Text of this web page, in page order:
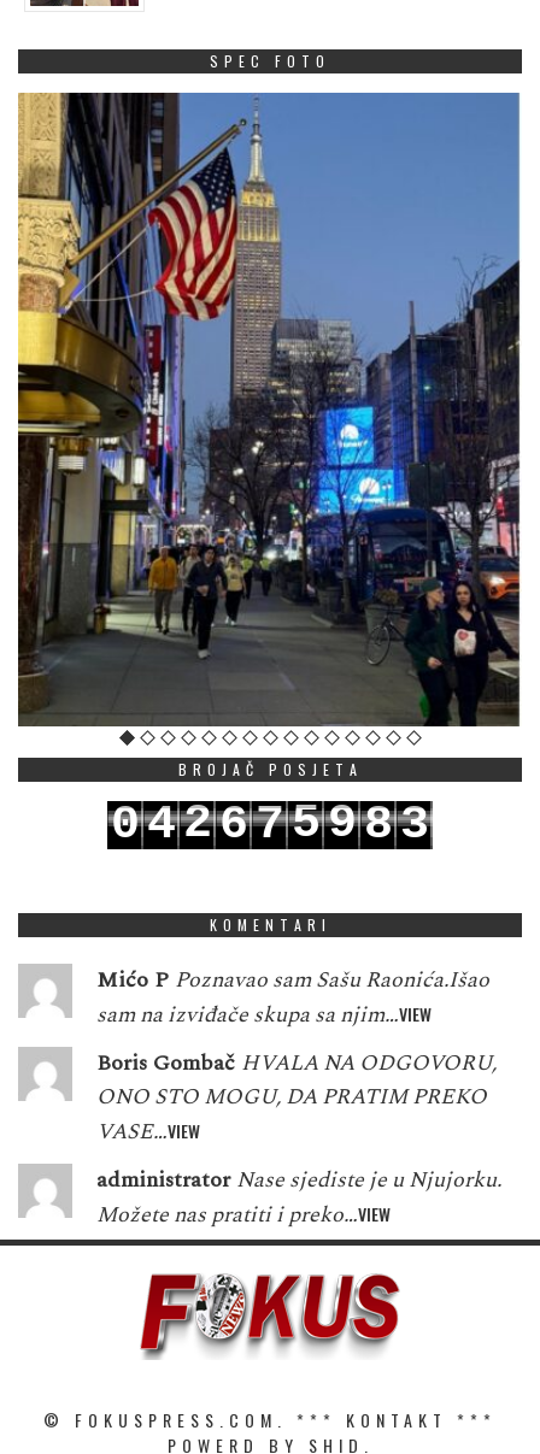
SPEC FOTO
BROJAČ POSJETA
042675983
KOMENTARI
Mićo P Poznavao sam Sašu Raonića.Išao
sam na izviđače skupa sa njim…VIEW
Boris Gombač HVALA NA ODGOVORU,
ONO STO MOGU, DA PRATIM PREKO
VASE…VIEW
administrator Nase sjediste je u Njujorku.
Možete nas pratiti i preko…VIEW
© FOKUSPRESS.COM. *** KONTAKT
***
POWERD BY SHID.